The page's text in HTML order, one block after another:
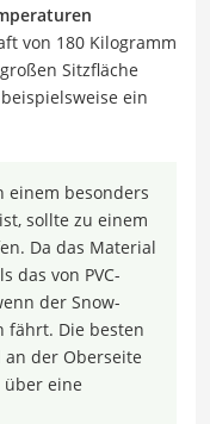
von 180 Kilogramm
Sitzfläche
ein
einem besonders
sollte zu einem
Da das Material
das von PVC-
der Snow-
fährt. Die besten
an der Oberseite
eine